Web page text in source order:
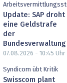
Update: SAP droht
eine Geldstrafe
der
Bundesverwaltung
07.08.2026 - 10:45 Uhr
Syndicom übt Kritik
Swisscom plant